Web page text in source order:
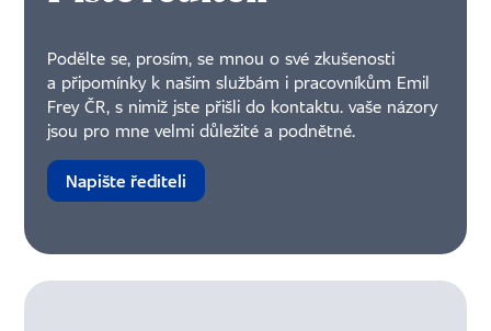
Podělte se, prosím, se mnou o své zkušenosti
a připomínky k našim službám i pracovníkům Emil
Frey ČR, s nimiž jste přišli do kontaktu. vaše názory
jsou pro mne velmi důležité a podnětné.
Napište řediteli